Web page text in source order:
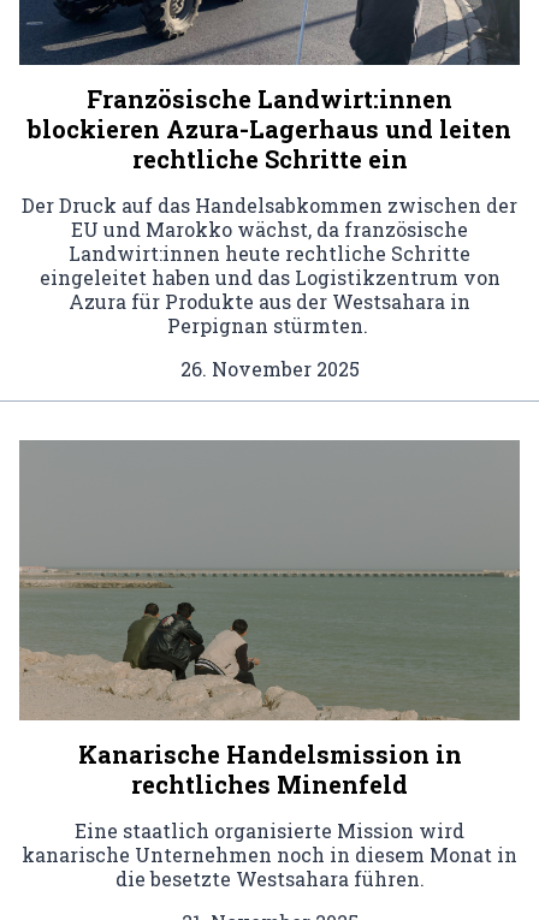
Französische Landwirt:innen
blockieren Azura-Lagerhaus und leiten
rechtliche Schritte ein
Der Druck auf das Handelsabkommen zwischen der
EU und Marokko wächst, da französische
Landwirt:innen heute rechtliche Schritte
eingeleitet haben und das Logistikzentrum von
Azura für Produkte aus der Westsahara in
Perpignan stürmten.
26. November 2025
Kanarische Handelsmission in
rechtliches Minenfeld
Eine staatlich organisierte Mission wird
kanarische Unternehmen noch in diesem Monat in
die besetzte Westsahara führen.